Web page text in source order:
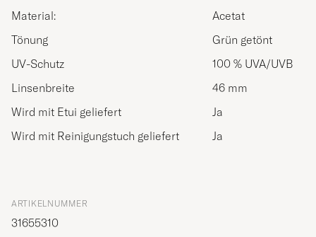
Material:
Acetat
Tönung
Grün getönt
UV-Schutz
100 % UVA/UVB
Linsenbreite
46 mm
Wird mit Etui geliefert
Ja
Wird mit Reinigungstuch geliefert
Ja
ARTIKELNUMMER
31655310